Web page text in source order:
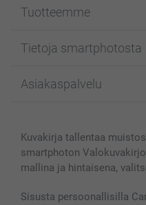
Tuotteemme
Kuvakortit
Kuvakirjat
Kännykkä & Tabletti
MyNameBook
Valokuvakehykset &
Tietoja smartphotosta
Affiliate ohjelma
Sivukartta
Ehdot/takuut
Asiakaspalvelu
smartbonus
Hinnat & maksutavat
Kuvakirja tallentaa
smartphoton
mallina ja hintaisena,
Sisusta persoonallisilla